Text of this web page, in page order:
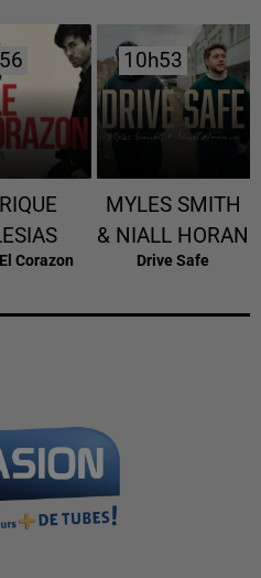
Corazon
10h53
10h53
MYLES SMITH
& NIALL HORAN
Drive Safe